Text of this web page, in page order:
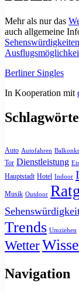
Mehr als nur das
auch allgemeine
Berliner Singles
In Kooperation mit
Auto Autofahren
Tor Dienstleistung
Hauptstadt Hotel Indoor
Musik Outdoor
Trends Umziehen
Wetter
Navigation